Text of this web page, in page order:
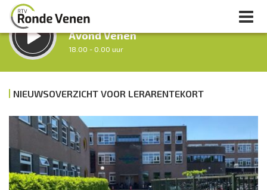
LUISTER LIVE:
Avond Venen
18.00 - 0.00 uur
Nacht van De Ronde Venen
Vorig uur
Volgend uur
NIEUWSOVERZICHT VOOR LERARENTEKORT